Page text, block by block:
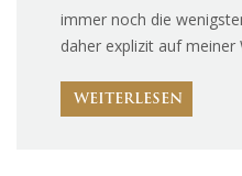
immer noch die
daher explizit auf meiner
WEITERLESEN